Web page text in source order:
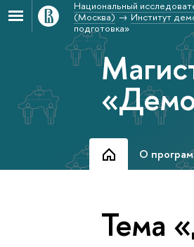
Национальный
(Москва)
Институт
подготовка»
О
Тема